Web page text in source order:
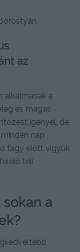
az
alkalmasak a
és magas
igényel, de
nap
fagy előtt vigyük
téli
a